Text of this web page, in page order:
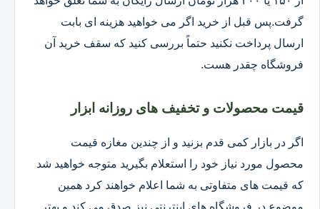
گرفت.پس قبل از خرید اگر می خواهید هزینه ای بابت
ارسال پرداخت نکنید حتماً بررسی کنید که سقف خرید آن
فروشگاه چقدر هست.
قیمت محصولات و تخفیف های روزانه ابزار
اگر در بازار کمی قدم بزنید و از چندین مغازه قیمت
محصول مورد نیاز خود را استعلام بگیرید متوجه خواهید شد
که قیمت های متفاوتی به شما اعلام خواهند کرد همین
موضوع در فروشگاه های اینترنتی نیز صدق می کند و بهتر